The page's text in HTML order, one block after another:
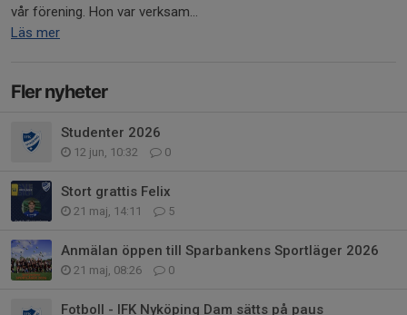
vår förening. Hon var verksam...
Läs mer
Fler nyheter
Studenter 2026
12 jun, 10:32 0
Stort grattis Felix
21 maj, 14:11 5
Anmälan öppen till Sparbankens Sportläger 2026
21 maj, 08:26 0
Fotboll - IFK Nyköping Dam sätts på paus